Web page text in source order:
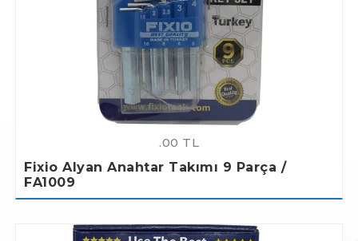
.00 TL
Fixio Alyan Anahtar Takımı 9 Parça /
FA1009